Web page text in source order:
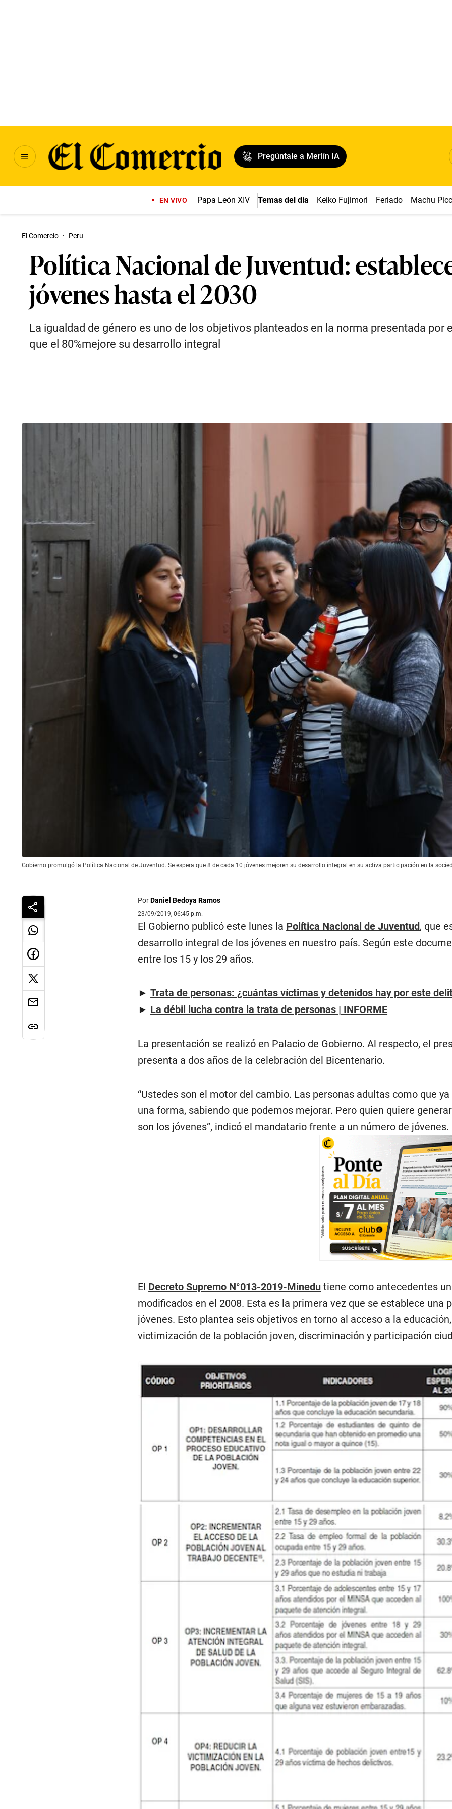
Pregúntale a Merlín IA
EN VIVO Papa León XIV Temas del día Keiko Fujimori Feriado Machu
El Comercio · Peru
Política Nacional de Juventud:
jóvenes hasta el 2030
La igualdad de género es uno de los objetivos planteados en la norma presentada por
que el 80%mejore su desarrollo integral
Gobierno promulgó la Política Nacional de Juventud. Se espera que 8 de cada 10 jóvenes mejoren su desarrollo integral en su activa participación en la
PorDaniel Bedoya Ramos
23/09/2019, 06:45 p.m.
El Gobierno publicó este lunes la Política Nacional de Juventud, que
desarrollo integral de los jóvenes en nuestro país. Según este
entre los 15 y los 29 años.
►Trata de personas: ¿cuántas víctimas y detenidos hay por este
► La débil lucha contra la trata de personas | INFORME
La presentación se realizó en Palacio de Gobierno. Al respecto, el
presenta a dos años de la celebración del Bicentenario.
“Ustedes son el motor del cambio. Las personas adultas como que
una forma, sabiendo que podemos mejorar. Pero quien quiere
son los jóvenes”, indicó el mandatario frente a un número de jóvenes.
El Decreto Supremo N°013-2019-Minedu tiene como antecedentes
modificados en el 2008. Esta es la primera vez que se establece
jóvenes. Esto plantea seis objetivos en torno al acceso a la
victimización de la población joven, discriminación y participación